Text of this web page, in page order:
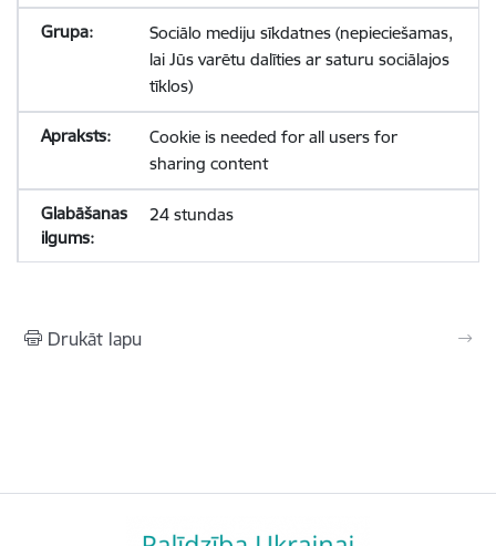
Sociālo mediju sīkdatnes (nepieciešamas,
lai Jūs varētu dalīties ar saturu sociālajos
tīklos)
Cookie is needed for all users for
sharing content
24 stundas
Drukāt lapu